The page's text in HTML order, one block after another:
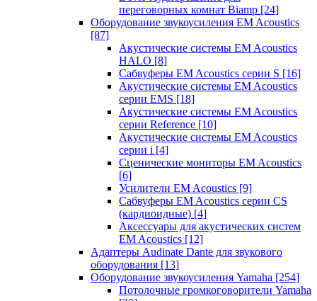
переговорных комнат Biamp [24]
Оборудование звукоусиления EM Acoustics
[87]
Акустические системы EM Acoustics
HALO [8]
Сабвуферы EM Acoustics серии S [16]
Акустические системы EM Acoustics
серии EMS [18]
Акустические системы EM Acoustics
серии Reference [10]
Акустические системы EM Acoustics
серии i [4]
Сценические мониторы EM Acoustics
[6]
Усилители EM Acoustics [9]
Сабвуферы EM Acoustics серии CS
(кардиоидные) [4]
Аксессуары для акустических систем
EM Acoustics [12]
Адаптеры Audinate Dante для звукового
оборудования [13]
Оборудование звукоусиления Yamaha [254]
Потолочные громкоговорители Yamaha